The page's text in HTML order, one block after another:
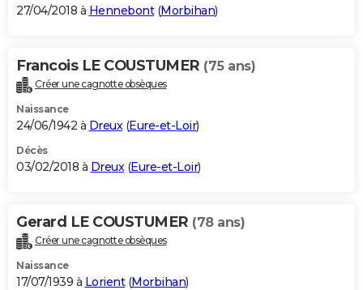
27/04/2018 à Hennebont(Morbihan)
Francois LE COUSTUMER (75 ans)
Créer une cagnotte obsèques
Naissance
24/06/1942 à Dreux(Eure-et-Loir)
Décès
03/02/2018 à Dreux(Eure-et-Loir)
Gerard LE COUSTUMER (78 ans)
Créer une cagnotte obsèques
Naissance
17/07/1939 à Lorient(Morbihan)